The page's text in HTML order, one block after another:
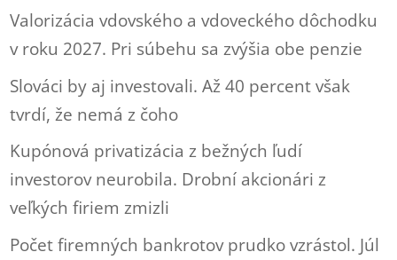
Valorizácia vdovského a vdoveckého dôchodku
v roku 2027. Pri súbehu sa zvýšia obe penzie
Slováci by aj investovali. Až 40 percent však
tvrdí, že nemá z čoho
Kupónová privatizácia z bežných ľudí
investorov neurobila. Drobní akcionári z
veľkých firiem zmizli
Počet firemných bankrotov prudko vzrástol. Júl